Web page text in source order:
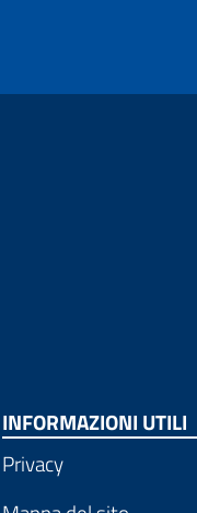
INFORMAZIONI UTILI
Privacy